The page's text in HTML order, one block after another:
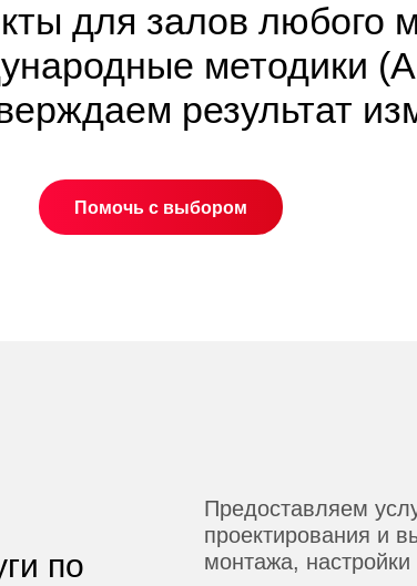
для залов
методики
результат
Помочь с выбором
по
Предоставляем
проектирования и
монтажа,